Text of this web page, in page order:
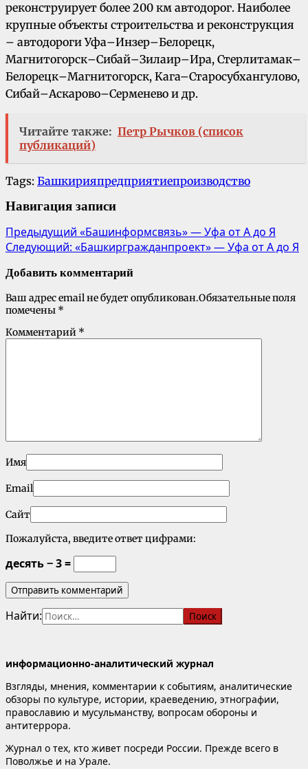
реконструирует более 200 км автодорог. Наиболее
крупные объекты строительства и реконструкция
– автодороги Уфа–Инзер–Белорецк,
Магнитогорск–Сибай–Зилаир–Ира, Стерлитамак–
Белорецк–Магнитогорск, Kaгa–Старосубхангулово,
Сибай–Аскарово–Серменево и др.
Читайте также: Петр Рычков (список
публикаций)
Tags: Башкирияпредприятиепроизводство
Навигация записи
Предыдущий «Башинформсвязь» — Уфа от А до Я
Следующий: «Башкиргражданпроект» — Уфа от А до Я
Добавить комментарий
Ваш адрес email не будет опубликован.Обязательные поля
помечены *
Комментарий *
Имя
Email
Сайт
Пожалуйста, введите ответ цифрами:
десять − 3 =
Найти:
информационно-аналитический журнал
Взгляды, мнения, комментарии к событиям, аналитические
обзоры по культуре, истории, краеведению, этнографии,
православию и мусульманству, вопросам обороны и
антитеррора.
Журнал о тех, кто живет посреди России. Прежде всего в
Поволжье и на Урале.